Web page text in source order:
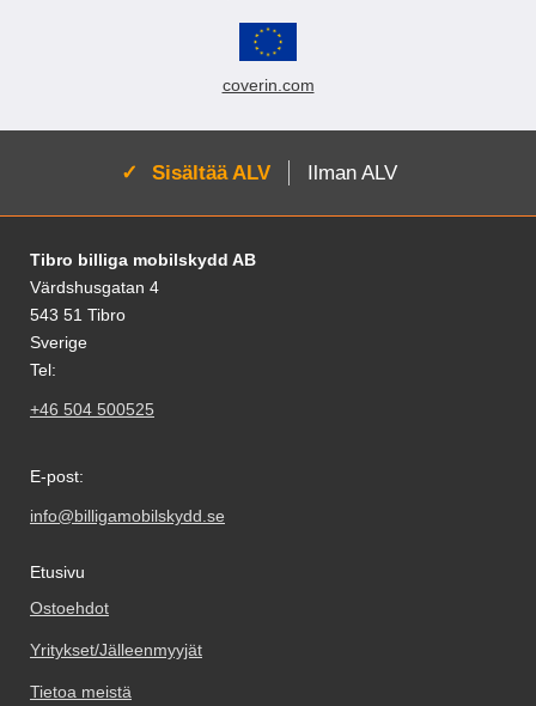
coverin.com
Aktivoi:
Sisältää ALV Ilman ALV
Alatunnisteen sisältö Sekalaista tietoa ja
Tibro billiga mobilskydd AB
Värdshusgatan 4
543 51 Tibro
Sverige
Tel:
+46 504 500525
E-post:
info@billigamobilskydd.se
Etusivu
Ostoehdot
Yritykset/Jälleenmyyjät
Tietoa meistä